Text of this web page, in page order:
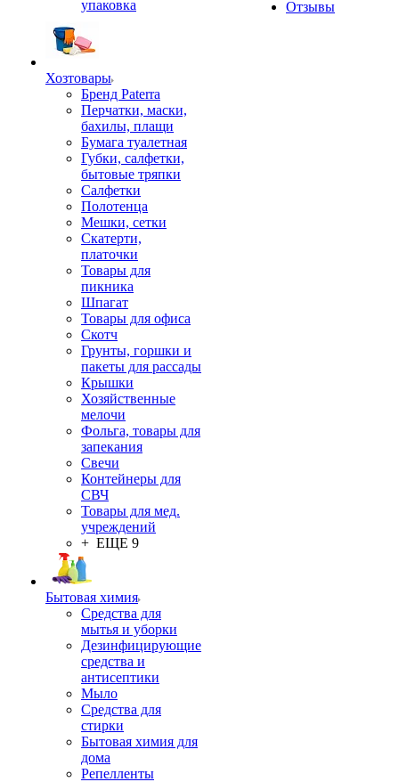
упаковка
Хозтовары
Бренд Paterra
Перчатки, маски,
бахилы, плащи
Бумага туалетная
Губки, салфетки,
бытовые тряпки
Салфетки
Полотенца
Мешки, сетки
Скатерти,
платочки
Товары для
пикника
Шпагат
Товары для офиса
Скотч
Грунты, горшки и
пакеты для рассады
Крышки
Хозяйственные
мелочи
Фольга, товары для
запекания
Свечи
Контейнеры для
СВЧ
Товары для мед.
учреждений
+ ЕЩЕ 9
Бытовая химия
Средства для
мытья и уборки
Дезинфицирующие
средства и
антисептики
Мыло
Средства для
стирки
Бытовая химия для
дома
Репелленты
Отзывы